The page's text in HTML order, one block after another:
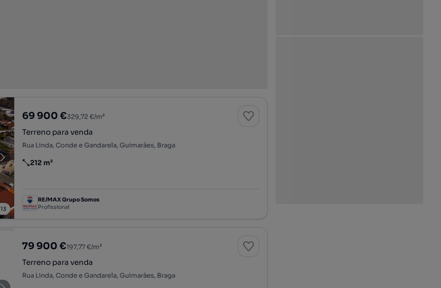
13
69 900 €329,72 €/m²
Terreno para venda
Rua Linda, Conde e Gandarela, Guimarães, Braga
Preço por metro quadrado
212 m²
RE/MAX Grupo Somos
Profissional
79 900 €197,77 €/m²
Terreno para venda
Rua Linda, Conde e Gandarela, Guimarães, Braga